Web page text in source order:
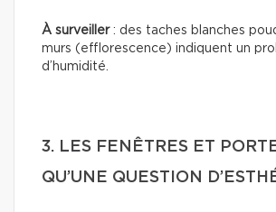
À surveiller: des taches blanches
murs (efflorescence) indiquent un
d’humidité.
3. LES FENÊTRES ET
QU’UNE QUESTION